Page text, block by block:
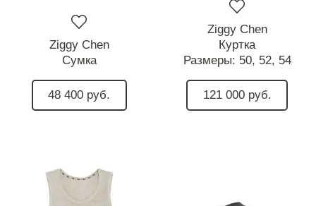
Ziggy Chen
Сумка
48 400 руб.
Ziggy Chen
Куртка
Размеры: 50, 52, 54
121 000 руб.